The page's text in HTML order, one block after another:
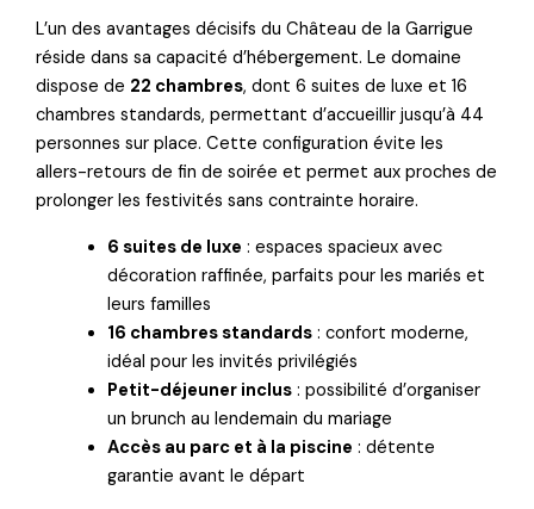
L’un des avantages décisifs du Château de la Garrigue
réside dans sa capacité d’hébergement. Le domaine
dispose de 22 chambres, dont 6 suites de luxe et 16
chambres standards, permettant d’accueillir jusqu’à 44
personnes sur place. Cette configuration évite les
allers-retours de fin de soirée et permet aux proches de
prolonger les festivités sans contrainte horaire.
6 suites de luxe : espaces spacieux avec
décoration raffinée, parfaits pour les mariés et
leurs familles
16 chambres standards : confort moderne,
idéal pour les invités privilégiés
Petit-déjeuner inclus : possibilité d’organiser
un brunch au lendemain du mariage
Accès au parc et à la piscine : détente
garantie avant le départ